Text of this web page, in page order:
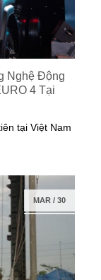
Nghệ Động
4 Tại
tại Việt Nam
MAR/ 30